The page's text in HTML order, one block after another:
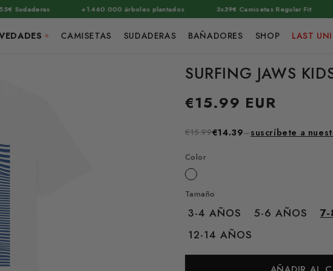
· +1.460.000 árboles plantados · 3x39€ Camisetas Regular Fit ·
CAMISETAS SUDADERAS BAÑADORES SHOP LAST
SURFING JAWS
Precio
€15.99 EUR
€15.99€14.39–suscríbete a
Tamaño
3-4 AÑOS 5-6 AÑOS
12-14 AÑOS
Color